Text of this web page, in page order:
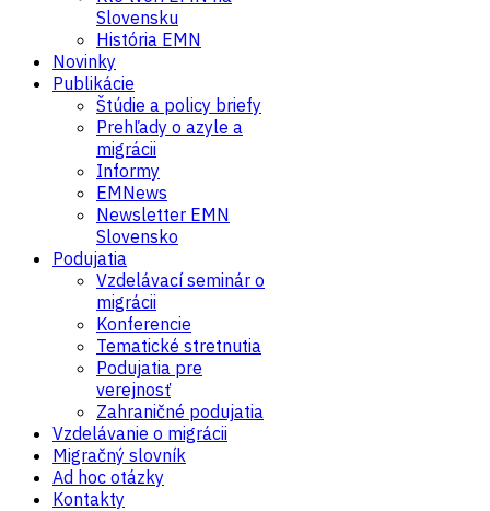
Slovensku
História EMN
Novinky
Publikácie
Štúdie a policy briefy
Prehľady o azyle a
migrácii
Informy
EMNews
Newsletter EMN
Slovensko
Podujatia
Vzdelávací seminár o
migrácii
Konferencie
Tematické stretnutia
Podujatia pre
verejnosť
Zahraničné podujatia
Vzdelávanie o migrácii
Migračný slovník
Ad hoc otázky
Kontakty